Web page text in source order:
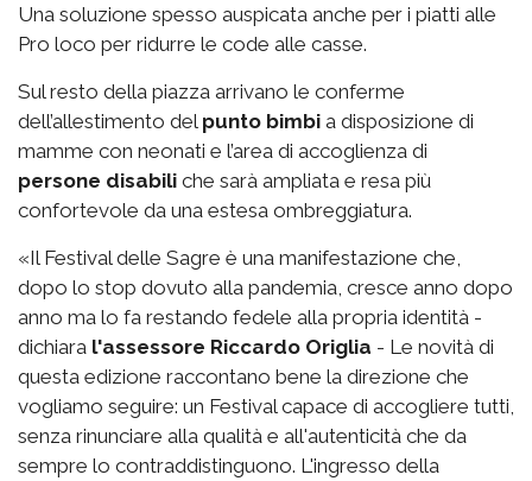
Una soluzione spesso auspicata anche per i piatti alle
Pro loco per ridurre le code alle casse.
Sul resto della piazza arrivano le conferme
dell’allestimento del punto bimbi a disposizione di
mamme con neonati e l’area di accoglienza di
persone disabili che sarà ampliata e resa più
confortevole da una estesa ombreggiatura.
«Il Festival delle Sagre è una manifestazione che,
dopo lo stop dovuto alla pandemia, cresce anno dopo
anno ma lo fa restando fedele alla propria identità -
dichiara l'assessore Riccardo Origlia - Le novità di
questa edizione raccontano bene la direzione che
vogliamo seguire: un Festival capace di accogliere tutti,
senza rinunciare alla qualità e all'autenticità che da
sempre lo contraddistinguono. L'ingresso della